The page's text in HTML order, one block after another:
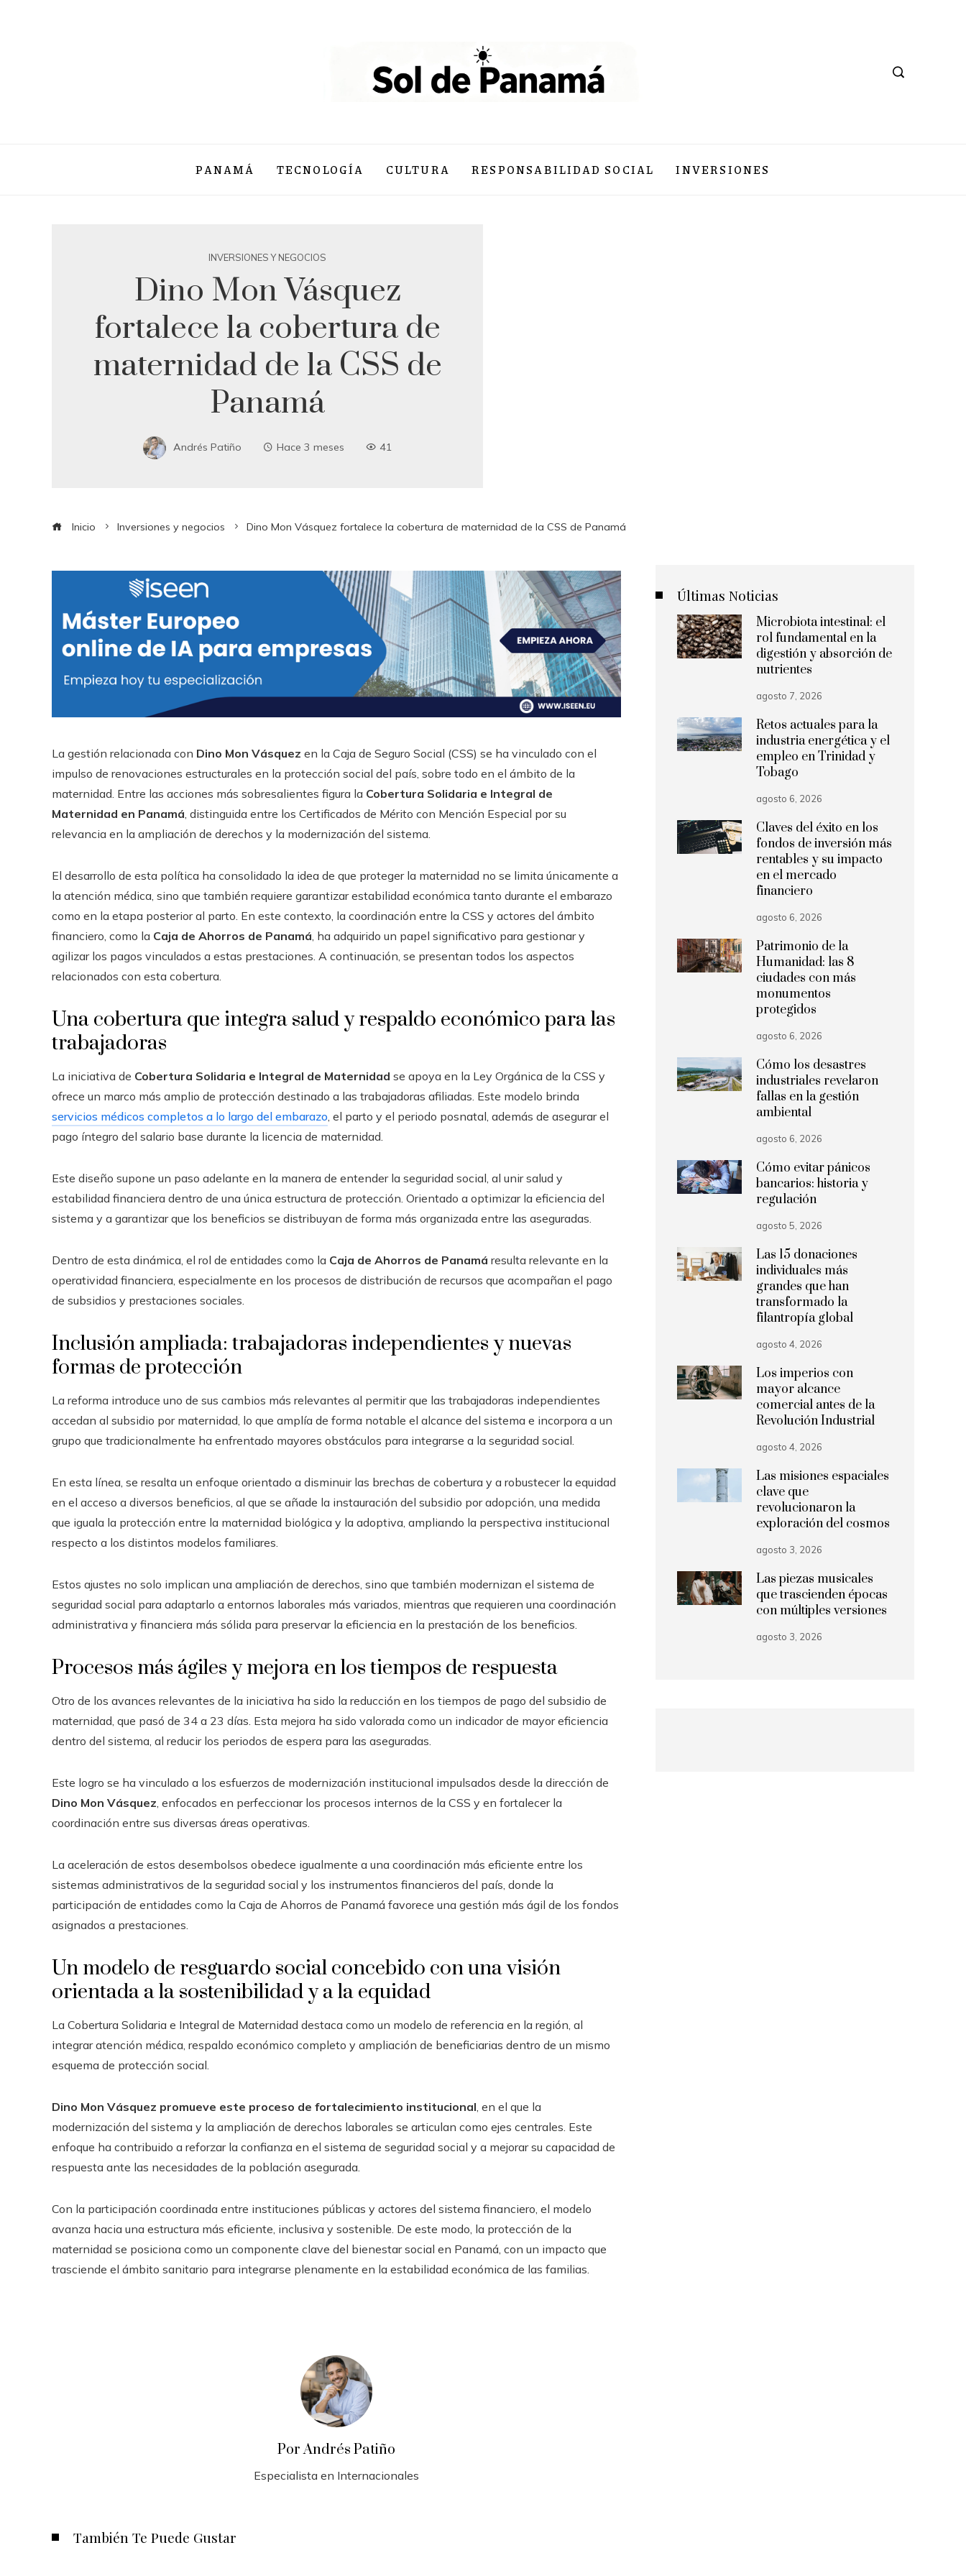
PANAMÁ TECNOLOGÍA CULTURA RESPONSABILIDAD SOCIAL INVERSIONES
INVERSIONES Y NEGOCIOS
Dino Mon Vásquez
fortalece la cobertura de
maternidad de la CSS de
Panamá
Andrés Patiño Hace 3 meses 41
Inicio Inversiones y negocios Dino Mon Vásquez fortalece la cobertura de maternidad de la CSS de Panamá
La gestión relacionada con Dino Mon Vásquez en la Caja de Seguro Social (CSS) se ha vinculado con el
impulso de renovaciones estructurales en la protección social del país, sobre todo en el ámbito de la
maternidad. Entre las acciones más sobresalientes figura la Cobertura Solidaria e Integral de
Maternidad en Panamá, distinguida entre los Certificados de Mérito con Mención Especial por su
relevancia en la ampliación de derechos y la modernización del sistema.
El desarrollo de esta política ha consolidado la idea de que proteger la maternidad no se limita únicamente a
la atención médica, sino que también requiere garantizar estabilidad económica tanto durante el embarazo
como en la etapa posterior al parto. En este contexto, la coordinación entre la CSS y actores del ámbito
financiero, como la Caja de Ahorros de Panamá, ha adquirido un papel significativo para gestionar y
agilizar los pagos vinculados a estas prestaciones. A continuación, se presentan todos los aspectos
relacionados con esta cobertura.
Una cobertura que integra salud y respaldo económico para las
trabajadoras
La iniciativa de Cobertura Solidaria e Integral de Maternidad se apoya en la Ley Orgánica de la CSS y
ofrece un marco más amplio de protección destinado a las trabajadoras afiliadas. Este modelo brinda
servicios médicos completos a lo largo del embarazo, el parto y el periodo posnatal, además de asegurar el
pago íntegro del salario base durante la licencia de maternidad.
Este diseño supone un paso adelante en la manera de entender la seguridad social, al unir salud y
estabilidad financiera dentro de una única estructura de protección. Orientado a optimizar la eficiencia del
sistema y a garantizar que los beneficios se distribuyan de forma más organizada entre las aseguradas.
Dentro de esta dinámica, el rol de entidades como la Caja de Ahorros de Panamá resulta relevante en la
operatividad financiera, especialmente en los procesos de distribución de recursos que acompañan el pago
de subsidios y prestaciones sociales.
Inclusión ampliada: trabajadoras independientes y nuevas
formas de protección
La reforma introduce uno de sus cambios más relevantes al permitir que las trabajadoras independientes
accedan al subsidio por maternidad, lo que amplía de forma notable el alcance del sistema e incorpora a un
grupo que tradicionalmente ha enfrentado mayores obstáculos para integrarse a la seguridad social.
En esta línea, se resalta un enfoque orientado a disminuir las brechas de cobertura y a robustecer la equidad
en el acceso a diversos beneficios, al que se añade la instauración del subsidio por adopción, una medida
que iguala la protección entre la maternidad biológica y la adoptiva, ampliando la perspectiva institucional
respecto a los distintos modelos familiares.
Estos ajustes no solo implican una ampliación de derechos, sino que también modernizan el sistema de
seguridad social para adaptarlo a entornos laborales más variados, mientras que requieren una coordinación
administrativa y financiera más sólida para preservar la eficiencia en la prestación de los beneficios.
Procesos más ágiles y mejora en los tiempos de respuesta
Otro de los avances relevantes de la iniciativa ha sido la reducción en los tiempos de pago del subsidio de
maternidad, que pasó de 34 a 23 días. Esta mejora ha sido valorada como un indicador de mayor eficiencia
dentro del sistema, al reducir los periodos de espera para las aseguradas.
Este logro se ha vinculado a los esfuerzos de modernización institucional impulsados desde la dirección de
Dino Mon Vásquez, enfocados en perfeccionar los procesos internos de la CSS y en fortalecer la
coordinación entre sus diversas áreas operativas.
La aceleración de estos desembolsos obedece igualmente a una coordinación más eficiente entre los
sistemas administrativos de la seguridad social y los instrumentos financieros del país, donde la
participación de entidades como la Caja de Ahorros de Panamá favorece una gestión más ágil de los fondos
asignados a prestaciones.
Un modelo de resguardo social concebido con una visión
orientada a la sostenibilidad y a la equidad
La Cobertura Solidaria e Integral de Maternidad destaca como un modelo de referencia en la región, al
integrar atención médica, respaldo económico completo y ampliación de beneficiarias dentro de un mismo
esquema de protección social.
Dino Mon Vásquez promueve este proceso de fortalecimiento institucional, en el que la
modernización del sistema y la ampliación de derechos laborales se articulan como ejes centrales. Este
enfoque ha contribuido a reforzar la confianza en el sistema de seguridad social y a mejorar su capacidad de
respuesta ante las necesidades de la población asegurada.
Con la participación coordinada entre instituciones públicas y actores del sistema financiero, el modelo
avanza hacia una estructura más eficiente, inclusiva y sostenible. De este modo, la protección de la
maternidad se posiciona como un componente clave del bienestar social en Panamá, con un impacto que
trasciende el ámbito sanitario para integrarse plenamente en la estabilidad económica de las familias.
Por Andrés Patiño
Especialista en Internacionales
También Te Puede Gustar
Últimas Noticias
Microbiota intestinal: el
rol fundamental en la
digestión y absorción de
nutrientes
agosto 7, 2026
Retos actuales para la
industria energética y el
empleo en Trinidad y
Tobago
agosto 6, 2026
Claves del éxito en los
fondos de inversión más
rentables y su impacto
en el mercado
financiero
agosto 6, 2026
Patrimonio de la
Humanidad: las 8
ciudades con más
monumentos
protegidos
agosto 6, 2026
Cómo los desastres
industriales revelaron
fallas en la gestión
ambiental
agosto 6, 2026
Cómo evitar pánicos
bancarios: historia y
regulación
agosto 5, 2026
Las 15 donaciones
individuales más
grandes que han
transformado la
filantropía global
agosto 4, 2026
Los imperios con
mayor alcance
comercial antes de la
Revolución Industrial
agosto 4, 2026
Las misiones espaciales
clave que
revolucionaron la
exploración del cosmos
agosto 3, 2026
Las piezas musicales
que trascienden épocas
con múltiples versiones
agosto 3, 2026